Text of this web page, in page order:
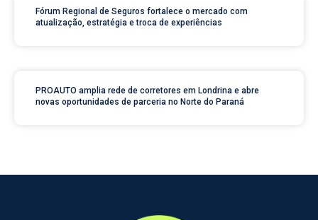
Fórum Regional de Seguros fortalece o mercado com
atualização, estratégia e troca de experiências
PROAUTO amplia rede de corretores em Londrina e abre
novas oportunidades de parceria no Norte do Paraná